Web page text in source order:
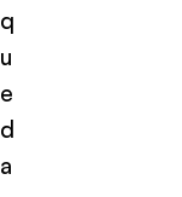
q
u
e
d
a